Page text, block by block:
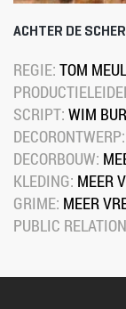
ACHTER DE
REGIE: TOM
SCRIPT: WIM
DECORONTWERP:
DECORBOUW:
KLEDING: MEER
GRIME: MEER
PUBLIC